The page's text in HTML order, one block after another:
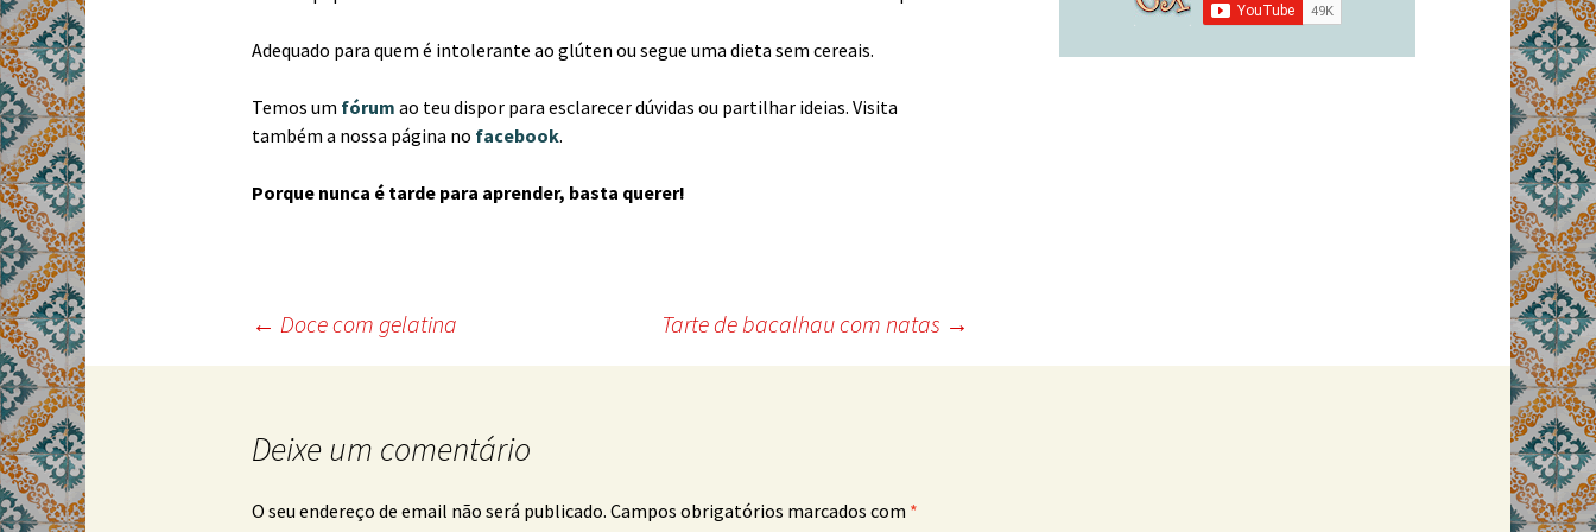
Adequado para quem é intolerante ao glúten ou segue uma dieta sem cereais.
Temos um fórum ao teu dispor para esclarecer dúvidas ou partilhar ideias. Visita
também a nossa página no facebook.
Porque nunca é tarde para aprender, basta querer!
Post
navigation
← Doce com gelatina Tarte de bacalhau com natas →
Deixe um comentário
O seu endereço de email não será publicado. Campos obrigatórios marcados com *